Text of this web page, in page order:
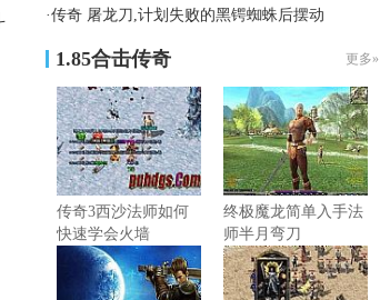
·传奇 屠龙刀,计划失败的黑锷蜘蛛后摆动
1.85合击传奇 更多»
传奇3西沙法师如何
快速学会火墙
终极魔龙简单入手法
师半月弯刀